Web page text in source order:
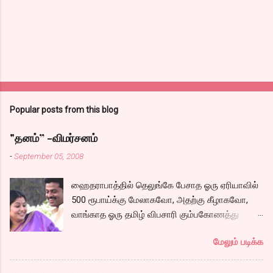
Popular posts from this blog
"தனம்” -விமர்சனம்
-September 05, 2008
ஹைதராபாத்தில் தெலுங்கே பேசாத ஓரு ஏரியாவில்
500 ரூபாய்க்கு மேலாகவோ, அதற்கு கீழாகவோ,
வாங்காத ஓரு தமிழ் விபசாரி கும்பகோணத்து
வாழ்கைபடுகிறாள். அவளுடய வாழ்கை எப்படி
அமைந்தது? என்ற ஓரு நல்ல லைனை , சங்கீதா
மேலும் படிக்க